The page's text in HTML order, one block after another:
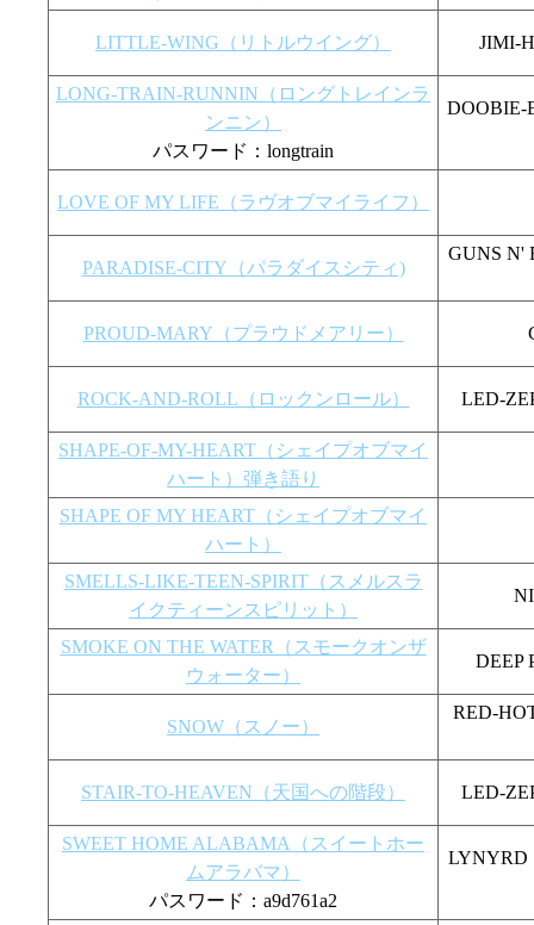
LITTLE-WING（リトルウイング） JIMI-
LONG-TRAIN-RUNNIN（ロングトレインラ
ンニン）
パスワード：longtrain
DOOBIE-
LOVE OF MY LIFE（ラヴオブマイライフ）
PARADISE-CITY（パラダイスシティ)
GUNS N'
PROUD-MARY（プラウドメアリー）
ROCK-AND-ROLL（ロックンロール） LED-
SHAPE-OF-MY-HEART（シェイプオブマイ
ハート）弾き語り
SHAPE OF MY HEART（シェイプオブマイ
ハート）
SMELLS-LIKE-TEEN-SPIRIT（スメルスラ
イクティーンスピリット）
SMOKE ON THE WATER（スモークオンザ
ウォーター）
DEEP
SNOW（スノー）
RED-
STAIR-TO-HEAVEN（天国への階段） LED-
SWEET HOME ALABAMA（スイートホー
ムアラバマ）
パスワード：a9d761a2
LYNYRD